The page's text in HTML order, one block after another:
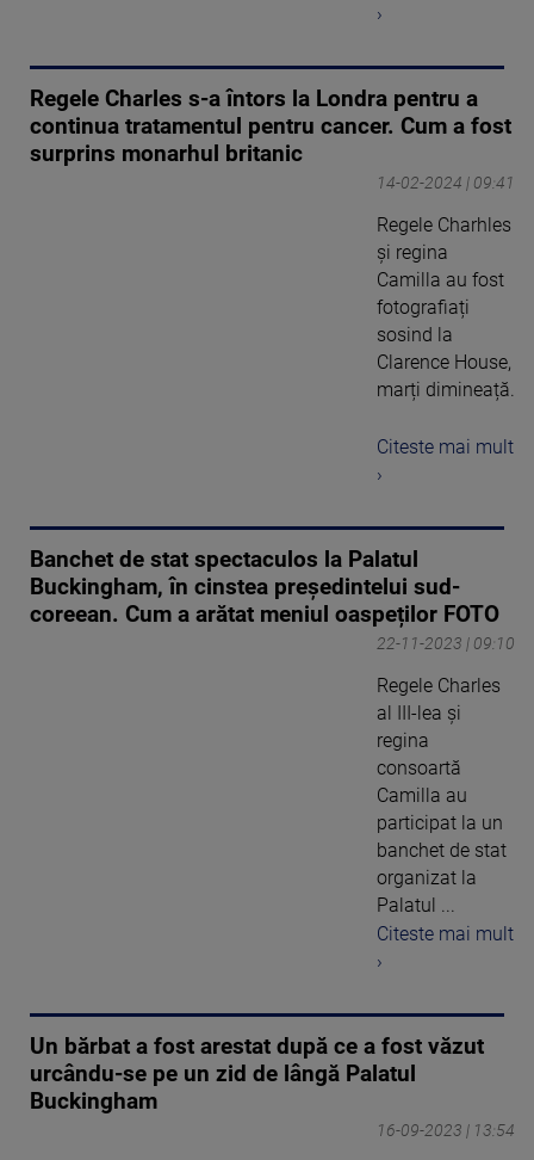
›
Regele Charles s-a întors la Londra pentru a
continua tratamentul pentru cancer. Cum a fost
surprins monarhul britanic
14-02-2024 | 09:41
Regele Charhles
și regina
Camilla au fost
fotografiați
sosind la
Clarence House,
marți dimineață.
Citeste mai mult
›
Banchet de stat spectaculos la Palatul
Buckingham, în cinstea preşedintelui sud-
coreean. Cum a arătat meniul oaspeților FOTO
22-11-2023 | 09:10
Regele Charles
al III-lea și
regina
consoartă
Camilla au
participat la un
banchet de stat
organizat la
Palatul ...
Citeste mai mult
›
Un bărbat a fost arestat după ce a fost văzut
urcându-se pe un zid de lângă Palatul
Buckingham
16-09-2023 | 13:54